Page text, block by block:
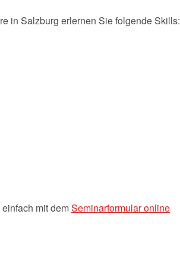
in Salzburg erlernen Sie folgende Skills:
mit demSeminarformular online